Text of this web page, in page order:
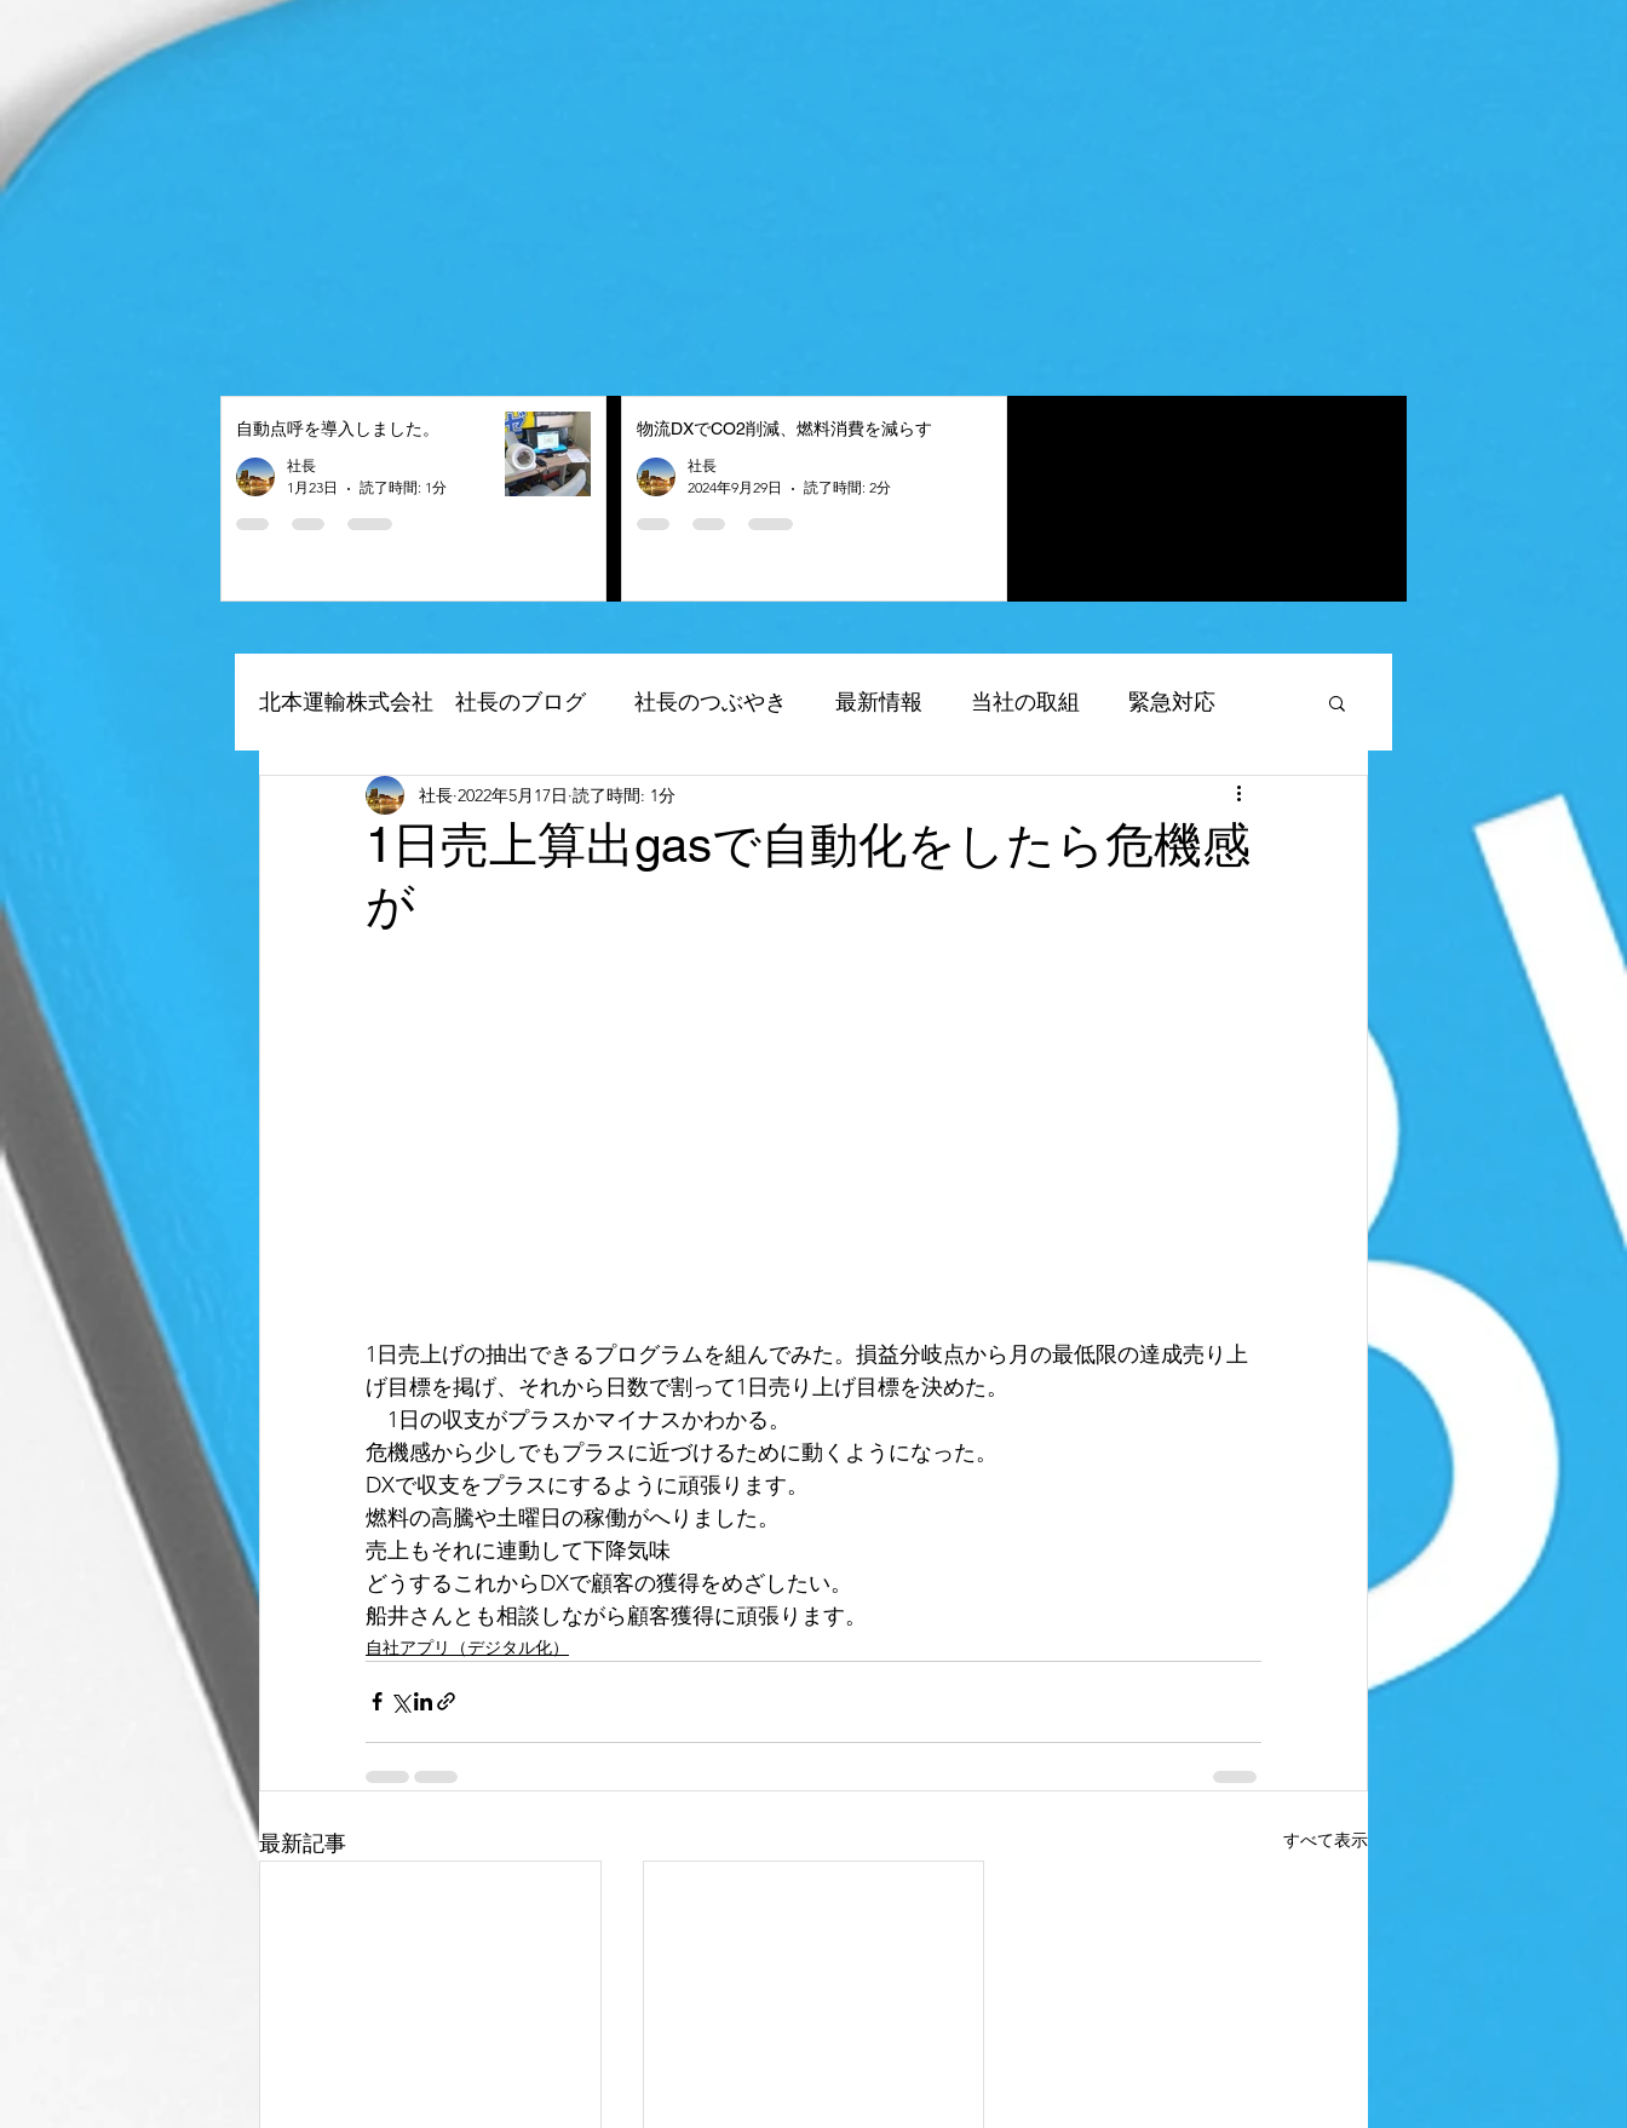
自動点呼を導入しました。
社長
1月23日
読了時間: 1分
物流DXでCO2削減、燃料消費を減らす
社長
2024年9月29日
読了時間: 2分
北本運輸株式会社 社長のブログ 社長のつぶやき 最新情報 当社の取組 緊急対応
自社アプリ（デジタル化） 求人応募
当社のデジタルトランスフォーメーション（DX)
1日売上算出gasで自動化をしたら危機感
が
社長 2022年5月17日 読了時間: 1分
1日売上げの抽出できるプログラムを組んでみた。損益分岐点から月の最低限の達成売り上
げ目標を掲げ、それから日数で割って1日売り上げ目標を決めた。
1日の収支がプラスかマイナスかわかる。
危機感から少しでもプラスに近づけるために動くようになった。
DXで収支をプラスにするように頑張ります。
燃料の高騰や土曜日の稼働がへりました。
売上もそれに連動して下降気味
どうするこれからDXで顧客の獲得をめざしたい。
船井さんとも相談しながら顧客獲得に頑張ります。
自社アプリ（デジタル化）
最新記事 すべて表示